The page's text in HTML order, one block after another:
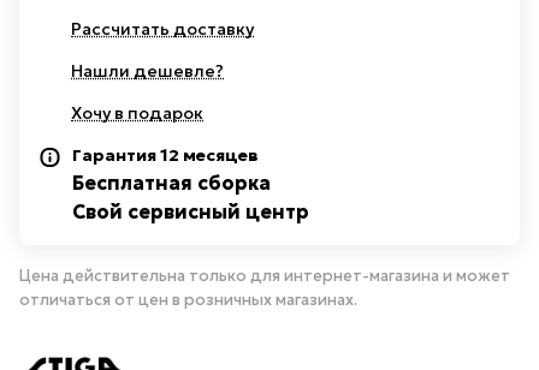
Рассчитать доставку
Нашли дешевле?
Хочу в подарок
Гарантия 12 месяцев
Бесплатная сборка
Свой сервисный центр
Цена действительна только для интернет-магазина и может
отличаться от цен в розничных магазинах.